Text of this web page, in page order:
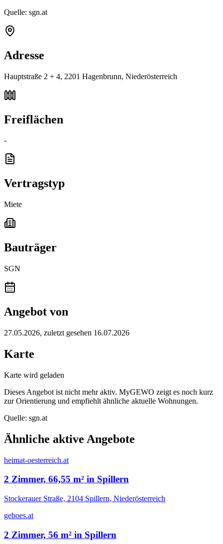
Quelle: sgn.at
Adresse
Hauptstraße 2 + 4, 2201 Hagenbrunn, Niederösterreich
Freiflächen
-
Vertragstyp
Miete
Bauträger
SGN
Angebot von
27.05.2026, zuletzt gesehen 16.07.2026
Karte
Karte wird geladen
Dieses Angebot ist nicht mehr aktiv. MyGEWO zeigt es noch kurz
zur Orientierung und empfiehlt ähnliche aktuelle Wohnungen.
Quelle: sgn.at
Ähnliche aktive Angebote
heimat-oesterreich.at
2 Zimmer, 66,55 m² in Spillern
Stockerauer Straße, 2104 Spillern, Niederösterreich
geboes.at
2 Zimmer, 56 m² in Spillern